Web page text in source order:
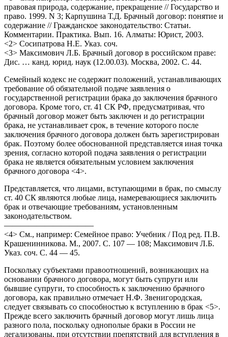
правовая природа, содержание, прекращение // Государство и
право. 1999. N 3; Карпушина Т.Д. Брачный договор: понятие и
содержание // Гражданское законодательство: Статьи.
Комментарии. Практика. Вып. 16. Алматы: Юрист, 2003.
<2> Сосипатрова Н.Е. Указ. соч.
<3> Максимович Л.Б. Брачный договор в российском праве:
Дис. … канд. юрид. наук (12.00.03). Москва, 2002. С. 44.
Семейный кодекс не содержит положений, устанавливающих
требование об обязательной подаче заявления о
государственной регистрации брака до заключения брачного
договора. Кроме того, ст. 41 СК РФ, предусматривая, что
брачный договор может быть заключен и до регистрации
брака, не устанавливает срок, в течение которого после
заключения брачного договора должен быть зарегистрирован
брак. Поэтому более обоснованной представляется иная точка
зрения, согласно которой подача заявления о регистрации
брака не является обязательным условием заключения
брачного договора <4>.
Представляется, что лицами, вступающими в брак, по смыслу
ст. 40 СК являются любые лица, намеревающиеся заключить
брак и отвечающие требованиям, установленным
законодательством.
———————————
<4> См., например: Семейное право: Учебник / Под ред. П.В.
Крашенинникова. М., 2007. С. 107 — 108; Максимович Л.Б.
Указ. соч. С. 44 — 45.
Поскольку субъектами правоотношений, возникающих на
основании брачного договора, могут быть супруги или
бывшие супруги, то способность к заключению брачного
договора, как правильно отмечает Н.Ф. Звенигородская,
следует связывать со способностью к вступлению в брак <5>.
Прежде всего заключить брачный договор могут лишь лица
разного пола, поскольку однополые браки в России не
легализованы, при отсутствии препятствий для вступления в